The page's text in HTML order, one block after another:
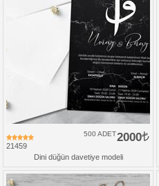
21459
2000
500 ADET
Dini düğün davetiye modeli